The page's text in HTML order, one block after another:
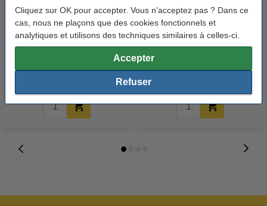
Cliquez sur OK pour accepter. Vous n’acceptez pas ? Dans ce
cas, nous ne plaçons que des cookies fonctionnels et
analytiques et utilisons des techniques similaires à celles-ci.
Accepter
Refuser
123accu Xtreme Power MN1500
Penlite piles AA 24 pièces
14,95 € Inclus : 21% de TVA 33,50 € Inclus : 21% de TVA